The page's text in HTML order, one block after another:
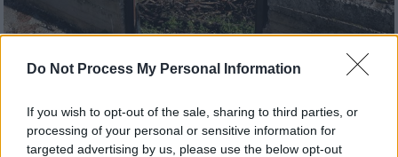
Do Not Process My Personal Information
If you wish to opt-out of the sale, sharing to third parties, or
processing of your personal or sensitive information for
targeted advertising by us, please use the below opt-out
Ελλάδα|28.03.2019 20:55
δασικών χαρτών της ανατολικής
Αττικής